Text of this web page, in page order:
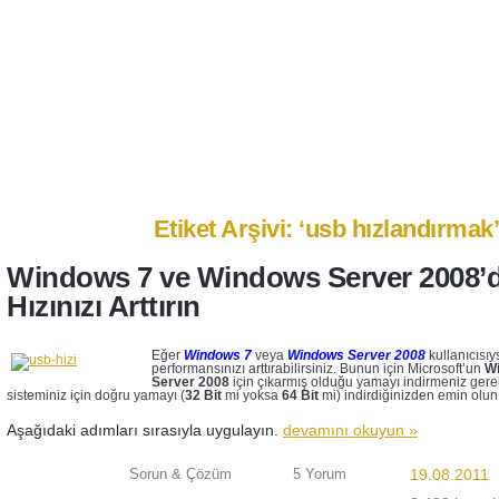
Etiket Arşivi: ‘usb hızlandırmak’
Windows 7 ve Windows Server
Hızınızı Arttırın
Eğer Windows 7 veya Windows Server 2008
performansınızı arttırabilirsiniz. Bunun için Microsoft’un
Server 2008 için çıkarmış olduğu yamayı indirmeniz
sisteminiz için doğru yamayı (32 Bit mi yoksa 64 Bit mi) indirdiğinizden emin
Aşağıdaki adımları sırasıyla uygulayın. devamını okuyun »
Sorun & Çözüm 5 Yorum
19.08.2011